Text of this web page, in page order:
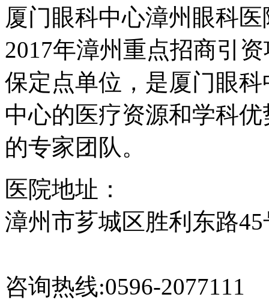
厦门眼科中心漳州眼科
2017年漳州重点招商引
保定点单位，是厦门眼
中心的医疗资源和学科
的专家团队。
医院地址：
漳州市芗城区胜利东路45
咨询热线:0596-2077111